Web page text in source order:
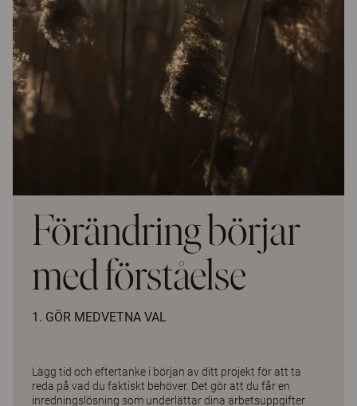
Förändring börjar
med förståelse
1. GÖR MEDVETNA VAL
Lägg tid och eftertanke i början av ditt projekt för att ta
reda på vad du faktiskt behöver. Det gör att du får en
inredningslösning som underlättar dina arbetsuppgifter